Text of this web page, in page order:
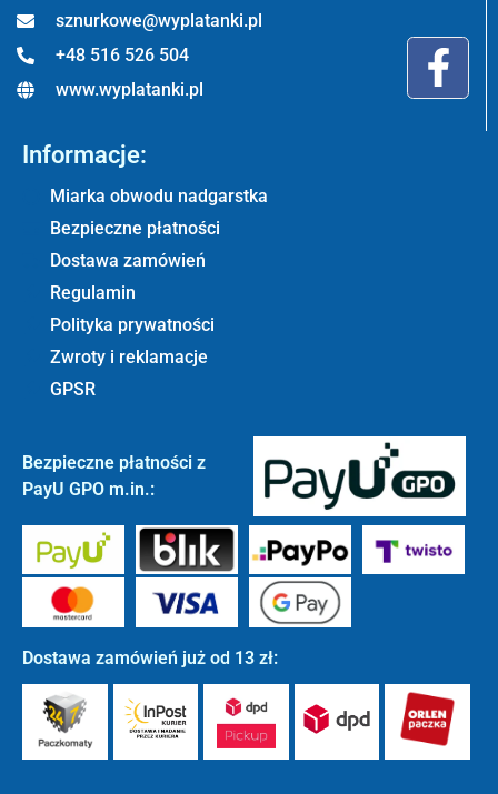
sznurkowe@wyplatanki.pl
+48 516 526 504
www.wyplatanki.pl
Informacje:
Miarka obwodu nadgarstka
Bezpieczne płatności
Dostawa zamówień
Regulamin
Polityka prywatności
Zwroty i reklamacje
GPSR
Bezpieczne płatności z
PayU GPO m.in.:
Dostawa zamówień już od 13 zł: